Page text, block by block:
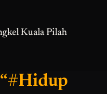
Kuala Pilah